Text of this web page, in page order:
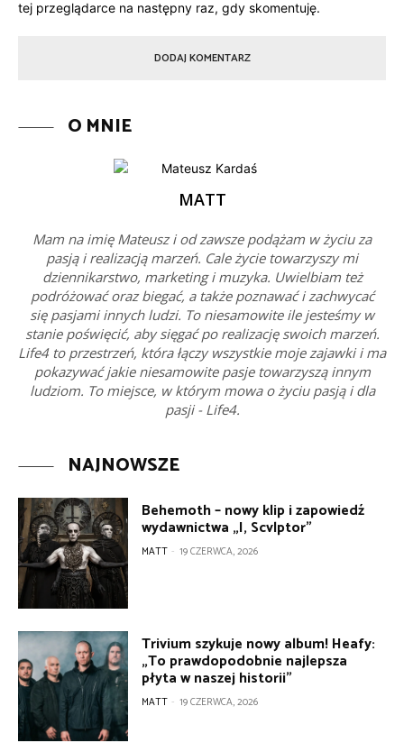
tej przeglądarce na następny raz, gdy skomentuję.
O MNIE
MATT
Mam na imię Mateusz i od zawsze podążam w życiu za
pasją i realizacją marzeń. Cale życie towarzyszy mi
dziennikarstwo, marketing i muzyka. Uwielbiam też
podróżować oraz biegać, a także poznawać i zachwycać
się pasjami innych ludzi. To niesamowite ile jesteśmy w
stanie poświęcić, aby sięgać po realizację swoich marzeń.
Life4 to przestrzeń, która łączy wszystkie moje zajawki i ma
pokazywać jakie niesamowite pasje towarzyszą innym
ludziom. To miejsce, w którym mowa o życiu pasją i dla
pasji - Life4.
NAJNOWSZE
Behemoth – nowy klip i zapowiedź
wydawnictwa „I, Scvlptor”
MATT - 19 CZERWCA, 2026
Trivium szykuje nowy album! Heafy:
„To prawdopodobnie najlepsza
płyta w naszej historii”
MATT - 19 CZERWCA, 2026